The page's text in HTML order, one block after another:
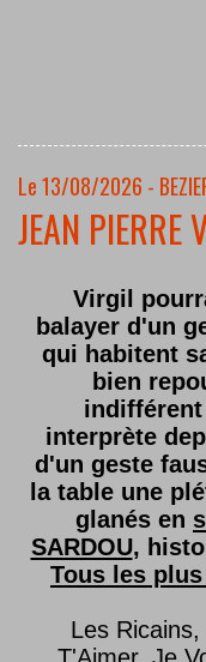
Le 13/08/2026 -
JEAN PIERRE
Virgil
balayer d'un
qui habitent
bien
indifférent
interprète
d'un geste
la table une
glanés en
SARDOU,
Tous les
Les